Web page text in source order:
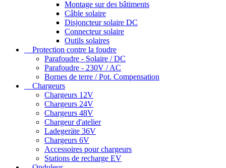
Montage sur des bâtiments
Câble solaire
Disjoncteur solaire DC
Connecteur solaire
Outils solaires
Protection contre la foudre
Parafoudre - Solaire / DC
Parafoudre - 230V / AC
Bornes de terre / Pot. Compensation
Chargeurs
Chargeurs 12V
Chargeurs 24V
Chargeurs 48V
Chargeur d'atelier
Ladegeräte 36V
Chargeurs 6V
Accessoires pour chargeurs
Stations de recharge EV